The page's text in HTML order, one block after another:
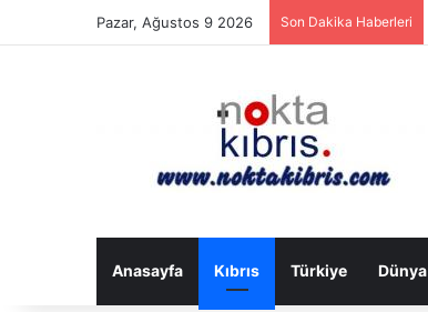
Pazar, Ağustos 9 2026 Son Dakika Haberleri
Anasayfa Kıbrıs Türkiye Dünya